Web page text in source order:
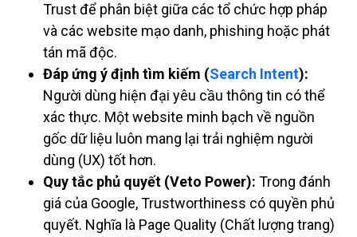
Trust để phân biệt giữa các tổ chức hợp pháp
và các website mạo danh, phishing hoặc phát
tán mã độc.
Đáp ứng ý định tìm kiếm (Search Intent):
Người dùng hiện đại yêu cầu thông tin có thể
xác thực. Một website minh bạch về nguồn
gốc dữ liệu luôn mang lại trải nghiệm người
dùng (UX) tốt hơn.
Quy tắc phủ quyết (Veto Power): Trong đánh
giá của Google, Trustworthiness có quyền phủ
quyết. Nghĩa là Page Quality (Chất lượng trang)